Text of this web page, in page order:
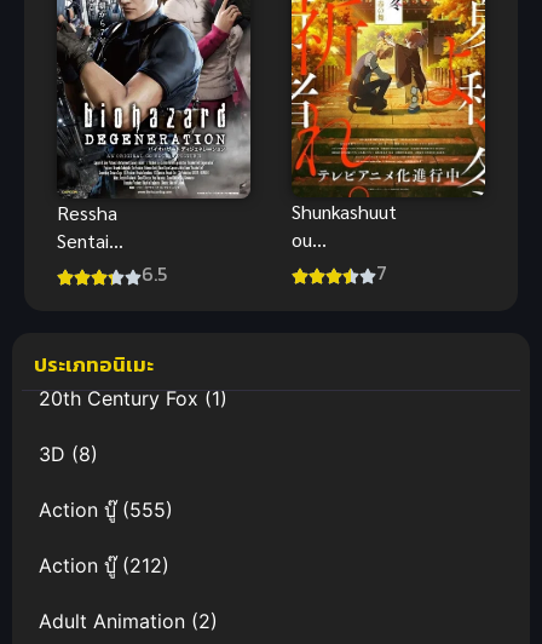
Ressha
Sentai
ToQGer vs6.5
Shunkashuut
ou
Daikousha:7
ประเภทอนิเมะ
20th Century Fox(1)
3D (8)
Action บู๊(555)
Action บู๊(212)
Adult Animation (2)